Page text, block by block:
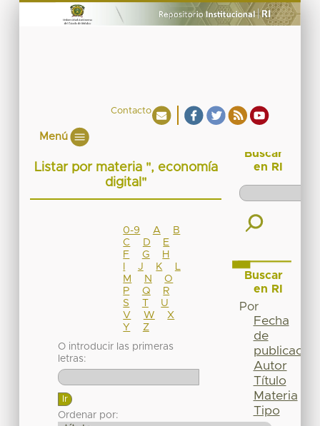
Contacto
Menú
Listar por materia ", economía
digital"
0-9 A
B
C
D
E
F
G
H
J K
M
N
O
P
Q
R
S
T
U
V
W
X
Y
Z
O introducir las primeras
letras:
Ordenar por:
Buscar
en RI
Buscar
en RI
Por
Fecha
de
publicación
Autor
Título
Materia
Tipo